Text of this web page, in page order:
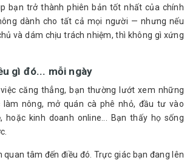
bạn trở thành phiên bản tốt nhất của chính
dành cho tất cả mọi người — nhưng nếu
và dám chịu trách nhiệm, thì không gì xứng
gì đó... mỗi ngày
căng thẳng, bạn thường lướt xem những
làm nông, mở quán cà phê nhỏ, đầu tư vào
hoặc kinh doanh online... Bạn thấy họ sống
quan tâm đến điều đó. Trực giác bạn đang lên